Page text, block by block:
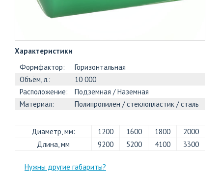
Характеристики
Формфактор:
Горизонтальная
Объём, л.:
10 000
Расположение:
Подземная / Наземная
Материал:
Полипропилен / стеклопластик / сталь
Диаметр, мм: 1200 1600 1800
2000
Длина, мм
9200 5200 4100 3300
Нужны другие габариты?